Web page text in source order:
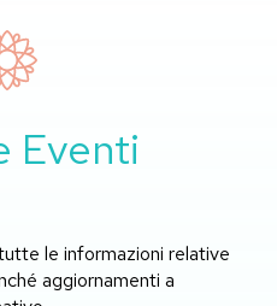
Eventi
le informazioni relative
aggiornamenti a